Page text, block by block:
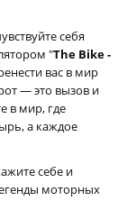
себя
"The Bike -
вас в мир
— это вызов и
в мир, где
а каждое
себе и
моторных